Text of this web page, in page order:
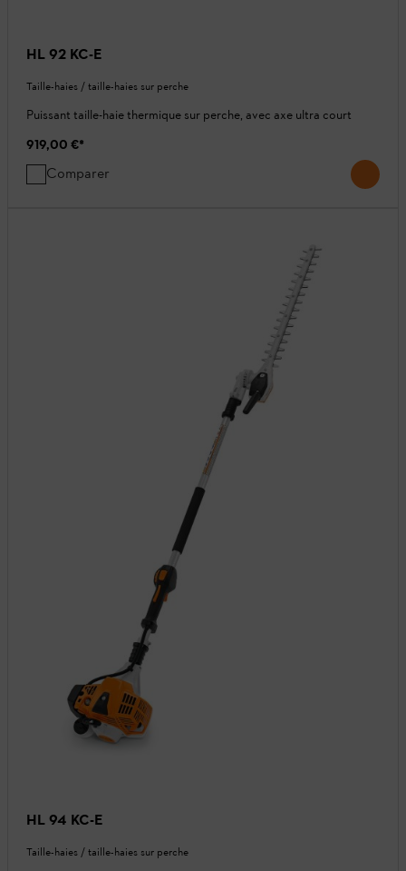
HL 92 KC-E
Taille-haies / taille-haies sur perche
Puissant taille-haie thermique sur perche, avec axe ultra court
919,00 €*
Comparer
HL 94 KC-E
Taille-haies / taille-haies sur perche